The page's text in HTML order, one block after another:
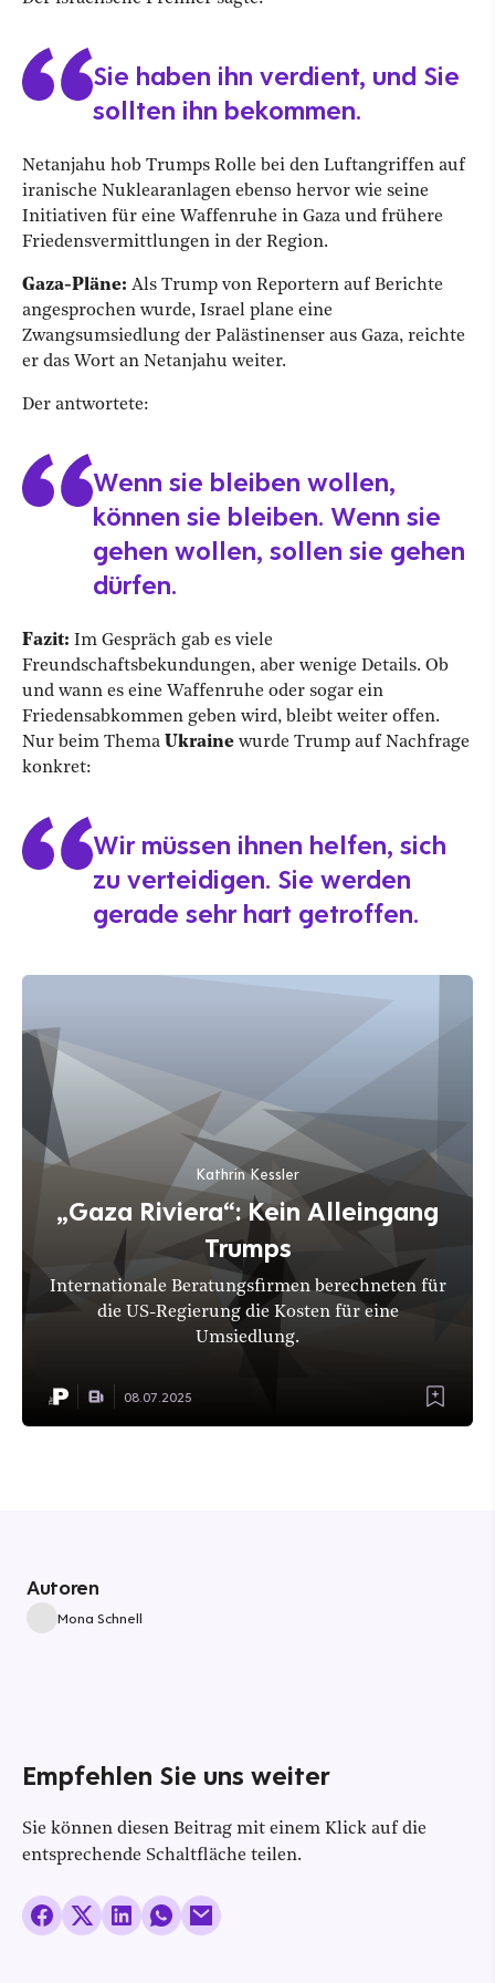
Sie haben ihn verdient, und Sie
sollten ihn bekommen.
Netanjahu hob Trumps Rolle bei den Luftangriffen auf
iranische Nuklearanlagen ebenso hervor wie seine
Initiativen für eine Waffenruhe in Gaza und frühere
Friedensvermittlungen in der Region.
Gaza-Pläne: Als Trump von Reportern auf Berichte
angesprochen wurde, Israel plane eine
Zwangsumsiedlung der Palästinenser aus Gaza, reichte
er das Wort an Netanjahu weiter.
Der antwortete:
Wenn sie bleiben wollen,
können sie bleiben. Wenn sie
gehen wollen, sollen sie gehen
dürfen.
Fazit: Im Gespräch gab es viele
Freundschaftsbekundungen, aber wenige Details. Ob
und wann es eine Waffenruhe oder sogar ein
Friedensabkommen geben wird, bleibt weiter offen.
Nur beim Thema Ukraine wurde Trump auf Nachfrage
konkret:
Wir müssen ihnen helfen, sich
zu verteidigen. Sie werden
gerade sehr hart getroffen.
Kathrin Kessler
„Gaza Riviera“: Kein Alleingang
Trumps
Internationale Beratungsfirmen berechneten für
die US-Regierung die Kosten für eine
Umsiedlung.
08.07.2025
Autoren
Mona Schnell
Empfehlen Sie uns weiter
Sie können diesen Beitrag mit einem Klick auf die
entsprechende Schaltfläche teilen.